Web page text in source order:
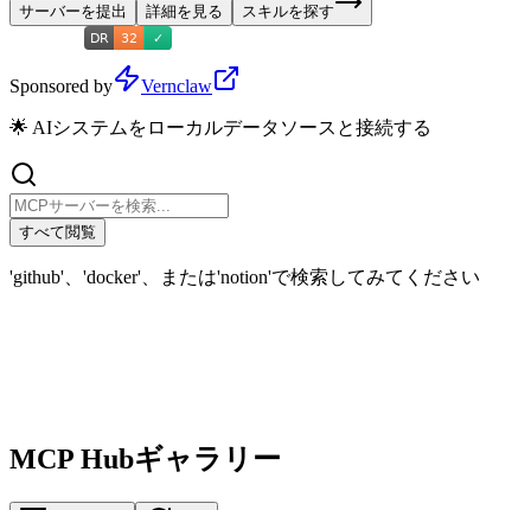
サーバーを提出 詳細を見る スキルを探す
Sponsored by Vernclaw
🌟 AIシステムをローカルデータソースと接続する
すべて閲覧
'github'、'docker'、または'notion'で検索してみてください
MCP Hubギャラリー